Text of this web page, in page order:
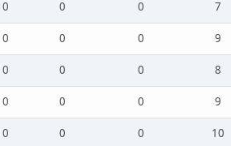
0 0 0
7
0 0 0
9
0 0 0
8
0 0 0
9
0 0 0 10